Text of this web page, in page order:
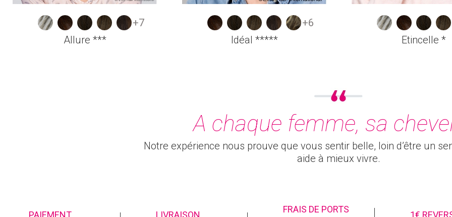
+7
Allure ***
+6
Idéal *****
Etincelle *
A chaque femme, sa
Notre expérience nous prouve que vous sentir belle, loin d’être un
aide à mieux vivre.
PAIEMENT
LIVRAISON
FRAIS DE PORTS
1€